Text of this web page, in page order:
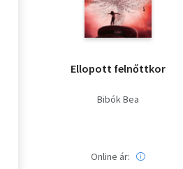
Ellopott felnőttkor
Bibók Bea
Online ár: